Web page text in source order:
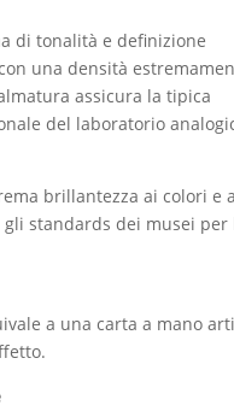
di tonalità e definizione
una densità
assicura la tipica
del laboratorio
brillantezza ai colori e
standards dei musei
a una carta a mano